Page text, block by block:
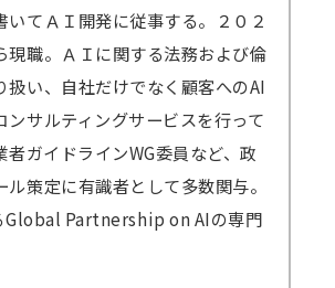
いてＡＩ開発に従事する。２０２
現職。ＡＩに関する法務および倫
扱い、自社だけでなく顧客へのAI
ンサルティングサービスを行って
者ガイドラインWG委員など、政
ル策定に有識者として多数関与。
Global Partnership on AIの専門